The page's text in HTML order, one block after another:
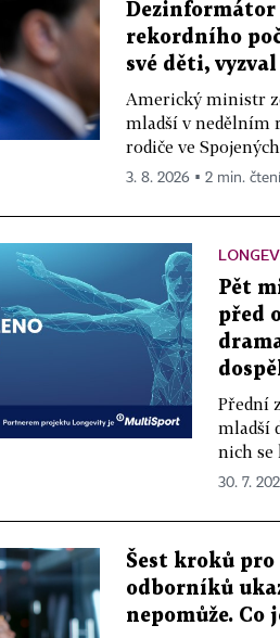
rekordního
své děti,
Americký ministr
mladší v nedělním
rodiče ve
3. 8. 2026 ▪ 2 min. čtení
Pět
před
Přední
mladší
nich se
30. 7.
Šest kroků pro
odborníků
nepomůže. Co